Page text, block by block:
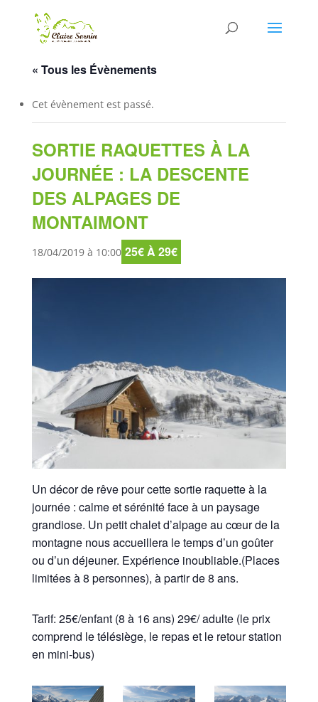
« Tous les Évènements
Cet évènement est passé.
SORTIE RAQUETTES À LA
JOURNÉE : LA DESCENTE
DES ALPAGES DE
MONTAIMONT
18/04/2019 à 10:00 25€ À 29€
Un décor de rêve pour cette sortie raquette à la
journée : calme et sérénité face à un paysage
grandiose. Un petit chalet d’alpage au cœur de la
montagne nous accueillera le temps d’un goûter
ou d’un déjeuner. Expérience inoubliable.(Places
limitées à 8 personnes), à partir de 8 ans.
Tarif: 25€/enfant (8 à 16 ans) 29€/ adulte (le prix
comprend le télésiège, le repas et le retour station
en mini-bus)